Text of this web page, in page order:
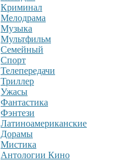
Криминал
Мелодрама
Музыка
Мультфильм
Семейный
Спорт
Телепередачи
Триллер
Ужасы
Фантастика
Фэнтези
Латиноамериканские
Дорамы
Мистика
Антологии Кино